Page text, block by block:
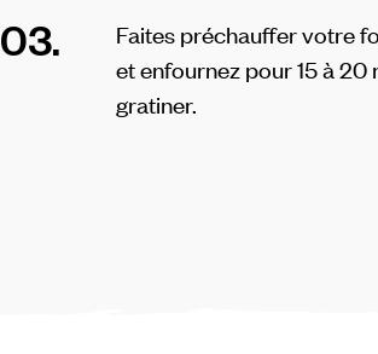
03.
Faites préchauffer votre
et enfournez pour 15 à
gratiner.